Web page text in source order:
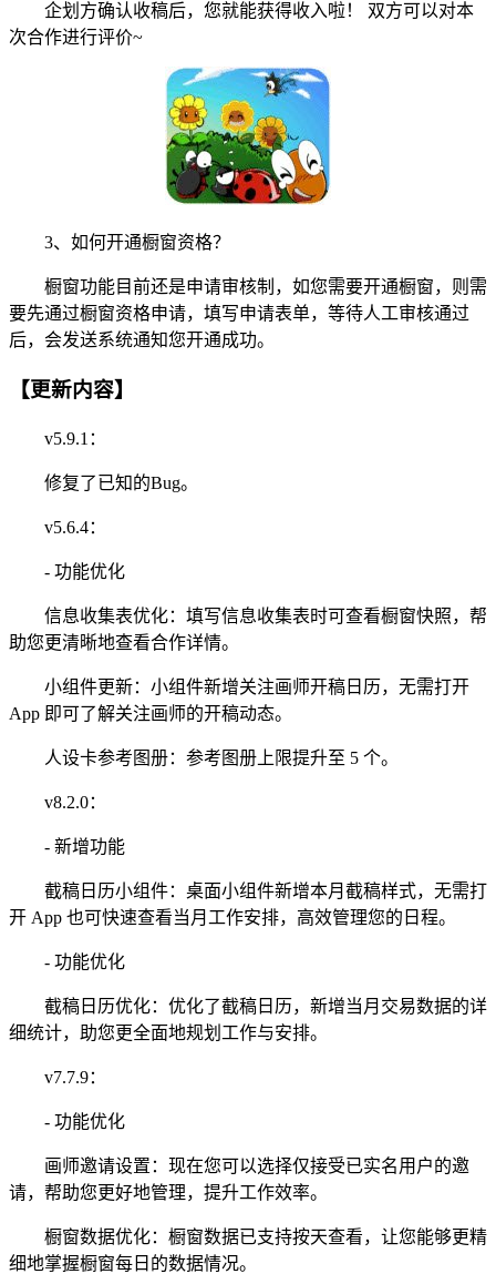
企划方确认收稿后，您就能获得收入啦！ 双方可以对本
次合作进行评价~
3、如何开通橱窗资格？
橱窗功能目前还是申请审核制，如您需要开通橱窗，则需
要先通过橱窗资格申请，填写申请表单，等待人工审核通过
后，会发送系统通知您开通成功。
【更新内容】
v5.9.1：
修复了已知的Bug。
v5.6.4：
- 功能优化
信息收集表优化：填写信息收集表时可查看橱窗快照，帮
助您更清晰地查看合作详情。
小组件更新：小组件新增关注画师开稿日历，无需打开
App 即可了解关注画师的开稿动态。
人设卡参考图册：参考图册上限提升至 5 个。
v8.2.0：
- 新增功能
截稿日历小组件：桌面小组件新增本月截稿样式，无需打
开 App 也可快速查看当月工作安排，高效管理您的日程。
- 功能优化
截稿日历优化：优化了截稿日历，新增当月交易数据的详
细统计，助您更全面地规划工作与安排。
v7.7.9：
- 功能优化
画师邀请设置：现在您可以选择仅接受已实名用户的邀
请，帮助您更好地管理，提升工作效率。
橱窗数据优化：橱窗数据已支持按天查看，让您能够更精
细地掌握橱窗每日的数据情况。